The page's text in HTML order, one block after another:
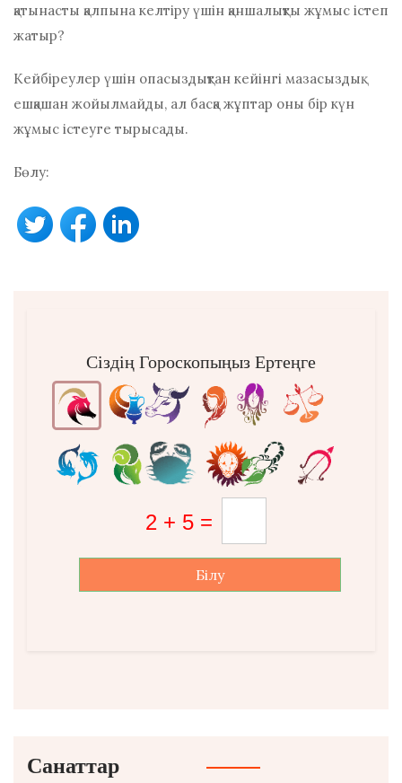
қатынасты қалпына келтіру үшін қаншалықты жұмыс істеп
жатыр?
Кейбіреулер үшін опасыздықтан кейінгі мазасыздық
ешқашан жойылмайды, ал басқа жұптар оны бір күн
жұмыс істеуге тырысады.
Бөлу:
Сіздің Гороскопыңыз Ертеңге
Білу
Санаттар